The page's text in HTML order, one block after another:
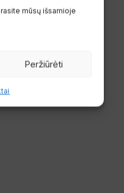
mūsų išsamioje
Peržiūrėti